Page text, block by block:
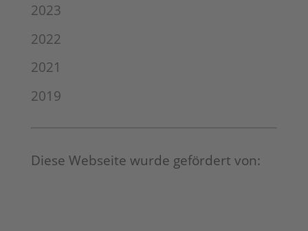
2023
2022
2021
2019
Diese Webseite wurde gefördert von: